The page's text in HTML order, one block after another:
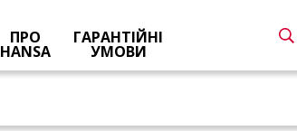
ПРО
HANSA
ГАРАНТІЙНІ
УМОВИ